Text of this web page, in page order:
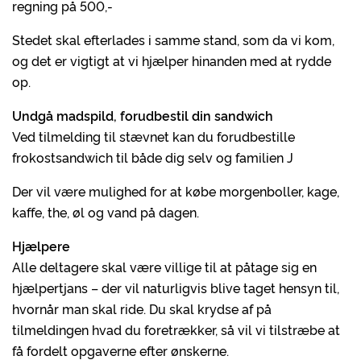
regning på 500,-
Stedet skal efterlades i samme stand, som da vi kom,
og det er vigtigt at vi hjælper hinanden med at rydde
op.
Undgå madspild, forudbestil din sandwich
Ved tilmelding til stævnet kan du forudbestille
frokostsandwich til både dig selv og familien J
Der vil være mulighed for at købe morgenboller, kage,
kaffe, the, øl og vand på dagen.
Hjælpere
Alle deltagere skal være villige til at påtage sig en
hjælpertjans – der vil naturligvis blive taget hensyn til,
hvornår man skal ride. Du skal krydse af på
tilmeldingen hvad du foretrækker, så vil vi tilstræbe at
få fordelt opgaverne efter ønskerne.